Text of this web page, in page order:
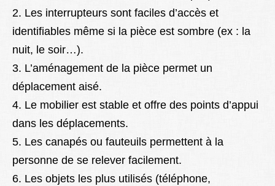
2. Les interrupteurs sont faciles d’accès et
identifiables même si la pièce est sombre (ex : la
nuit, le soir…).
3. L’aménagement de la pièce permet un
déplacement aisé.
4. Le mobilier est stable et offre des points d’appui
dans les déplacements.
5. Les canapés ou fauteuils permettent à la
personne de se relever facilement.
6. Les objets les plus utilisés (téléphone,